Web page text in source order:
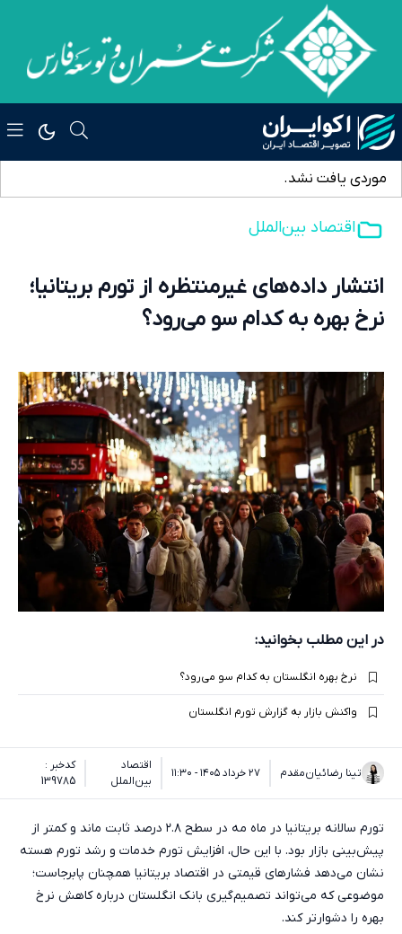
موردی یافت نشد.
اقتصاد بین‌الملل
انتشار داده‌های غیرمنتظره از تورم بریتانیا؛
نرخ بهره به کدام سو می‌رود؟
در این مطلب بخوانید:
نرخ بهره انگلستان به کدام سو می‌رود؟
واکنش بازار به گزارش تورم انگلستان
تینا رضائیان‌مقدم ۲۷ خرداد ۱۴۰۵ - ۱۱:۳۰
اقتصاد
بین‌الملل
کدخبر :
139785
تورم سالانه بریتانیا در ماه مه در سطح ۲.۸ درصد ثابت ماند و کمتر از
پیش‌بینی بازار بود. با این حال، افزایش تورم خدمات و رشد تورم هسته
نشان می‌دهد فشارهای قیمتی در اقتصاد بریتانیا همچنان پابرجاست؛
موضوعی که می‌تواند تصمیم‌گیری بانک انگلستان درباره کاهش نرخ
بهره را دشوارتر کند.